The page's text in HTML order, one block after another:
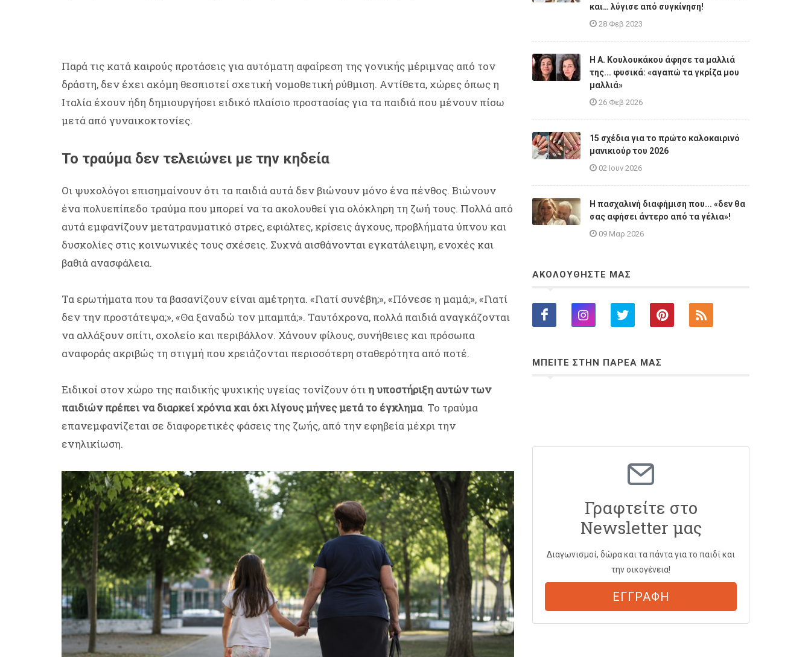
Παρά τις κατά καιρούς προτάσεις για αυτόματη αφαίρεση της γονικής μέριμνας από τον
δράστη, δεν έχει ακόμη θεσπιστεί σχετική νομοθετική ρύθμιση. Αντίθετα, χώρες όπως η
Ιταλία έχουν ήδη δημιουργήσει ειδικό πλαίσιο προστασίας για τα παιδιά που μένουν πίσω
μετά από γυναικοκτονίες.
Το τραύμα δεν τελειώνει με την κηδεία
Οι ψυχολόγοι επισημαίνουν ότι τα παιδιά αυτά δεν βιώνουν μόνο ένα πένθος. Βιώνουν
ένα πολυεπίπεδο τραύμα που μπορεί να τα ακολουθεί για ολόκληρη τη ζωή τους. Πολλά από
αυτά εμφανίζουν μετατραυματικό στρες, εφιάλτες, κρίσεις άγχους, προβλήματα ύπνου και
δυσκολίες στις κοινωνικές τους σχέσεις. Συχνά αισθάνονται εγκατάλειψη, ενοχές και
βαθιά ανασφάλεια.
Τα ερωτήματα που τα βασανίζουν είναι αμέτρητα. «Γιατί συνέβη;», «Πόνεσε η μαμά;», «Γιατί
δεν την προστάτεψα;», «Θα ξαναδώ τον μπαμπά;». Ταυτόχρονα, πολλά παιδιά αναγκάζονται
να αλλάξουν σπίτι, σχολείο και περιβάλλον. Χάνουν φίλους, συνήθειες και πρόσωπα
αναφοράς ακριβώς τη στιγμή που χρειάζονται περισσότερη σταθερότητα από ποτέ.
Ειδικοί στον χώρο της παιδικής ψυχικής υγείας τονίζουν ότιη υποστήριξη αυτών των
παιδιών πρέπει να διαρκεί χρόνια και όχι λίγους μήνες μετά το έγκλημα. Το τραύμα
επανεμφανίζεται σε διαφορετικές φάσεις της ζωής, από την εφηβεία μέχρι την
ενηλικίωση.
και… λύγισε από συγκίνηση!
28 Φεβ 2023
Η A. Κουλουκάκου άφησε τα μαλλιά
της... φυσικά: «αγαπώ τα γκρίζα μου
μαλλιά»
26 Φεβ 2026
15 σχέδια για το πρώτο καλοκαιρινό
μανικιούρ του 2026
02 Ιουν 2026
Η πασχαλινή διαφήμιση που... «δεν θα
σας αφήσει άντερο από τα γέλια»!
09 Μαρ 2026
ΑΚΟΛΟΥΘΗΣΤΕ ΜΑΣ
ΜΠΕΙΤΕ ΣΤΗΝ ΠΑΡΕΑ ΜΑΣ
Γραφτείτε στο
Newsletter μας
Διαγωνισμοί, δώρα και τα πάντα για το παιδί και
την οικογένεια!
ΕΓΓΡΑΦΗ